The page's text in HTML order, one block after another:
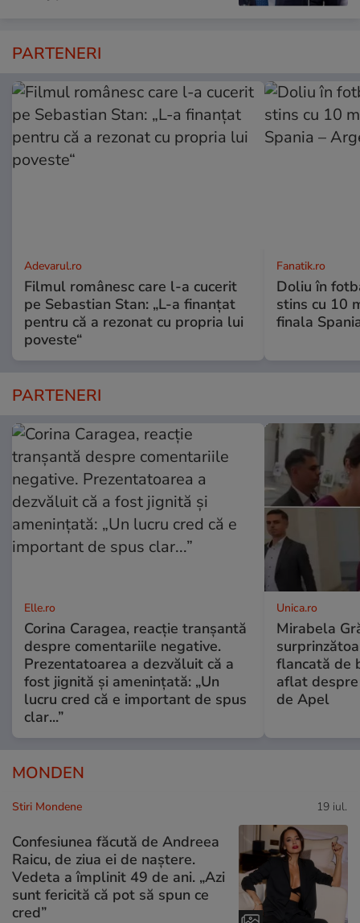
PARTENERI
Adevarul.ro
Filmul românesc care l-a cucerit
pe Sebastian Stan: „L-a finanțat
pentru că a rezonat cu propria lui
poveste“
Fanatik.ro
Doliu în
stins cu 10
finala
PARTENERI
Elle.ro
Corina Caragea, reacție tranșantă
despre comentariile negative.
Prezentatoarea a dezvăluit că a
fost jignită și amenințată: „Un
lucru cred că e important de spus
clar...”
Unica.ro
Mirabela
flancată de
aflat
de Apel
MONDEN
Stiri Mondene 19 iul.
Confesiunea făcută de Andreea
Raicu, de ziua ei de naștere.
Vedeta a împlinit 49 de ani. „Azi
sunt fericită că pot să spun ce
cred”